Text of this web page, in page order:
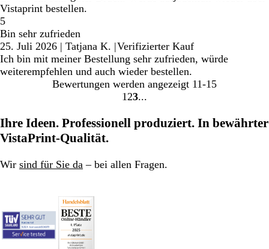
Vistaprint bestellen.
5
Bin sehr zufrieden
25. Juli 2026 | Tatjana K. |Verifizierter Kauf
Ich bin mit meiner Bestellung sehr zufrieden, würde
weiterempfehlen und auch wieder bestellen.
Bewertungen werden angezeigt 11-15
Gehe
Seite
1 Gehe
Seite
2 Gehe
Seite
3
Ihre Ideen. Professionell produziert. In bewährter
VistaPrint-Qualität.
Wir sind für Sie da – bei allen Fragen.